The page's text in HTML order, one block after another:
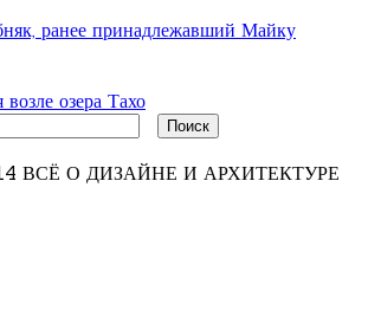
ранее принадлежавший Майку
озера Тахо
ВСЁ О ДИЗАЙНЕ И АРХИТЕКТУРЕ